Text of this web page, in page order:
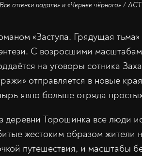
оттенки падали» и «Чернее чёрного» / АСТ
«Заступа. Грядущая
С возросшими
на уговоры сотника
отправляется в новые
явно больше отряда
деревни Торошинка все люди
жестоким образом жители
путешествия, и масштабы